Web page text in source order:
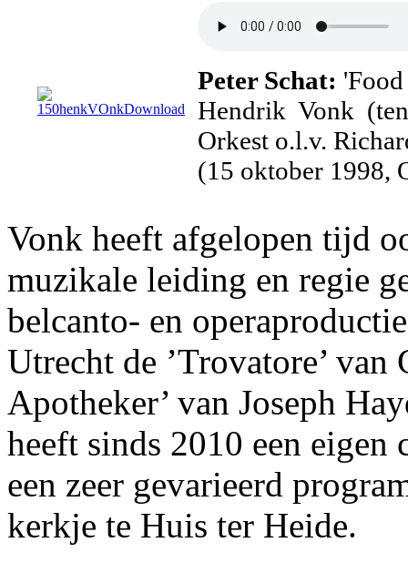
Peter Schat:
Hendrik Vonk
Orkest o.l.v.
(15 oktober 1998,
Vonk heeft afgelopen tijd
muzikale leiding en regie
belcanto- en
Utrecht de ’Trovatore’ van
Apotheker’ van Joseph
heeft sinds 2010 een eigen
een zeer gevarieerd
kerkje te Huis ter Heide.